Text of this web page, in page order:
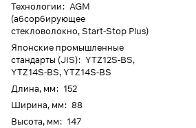
Технологии: AGM
(абсорбирующее
стекловолокно, Start-Stop Plus)
Японские промышленные
стандарты (JIS): YTZ12S-BS,
YTZ14S-BS, YTZ14S-BS
Длина, мм: 152
Ширина, мм: 88
Высота, мм: 147